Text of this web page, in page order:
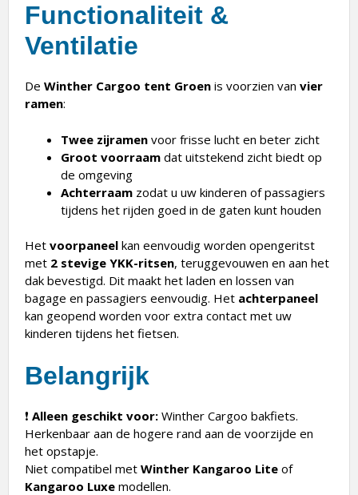
Functionaliteit &
Ventilatie
De Winther Cargoo tent Groen is voorzien van vier
ramen:
Twee zijramen voor frisse lucht en beter zicht
Groot voorraam dat uitstekend zicht biedt op
de omgeving
Achterraam zodat u uw kinderen of passagiers
tijdens het rijden goed in de gaten kunt houden
Het voorpaneel kan eenvoudig worden opengeritst
met 2 stevige YKK-ritsen, teruggevouwen en aan het
dak bevestigd. Dit maakt het laden en lossen van
bagage en passagiers eenvoudig. Het achterpaneel
kan geopend worden voor extra contact met uw
kinderen tijdens het fietsen.
Belangrijk
❗ Alleen geschikt voor: Winther Cargoo bakfiets.
Herkenbaar aan de hogere rand aan de voorzijde en
het opstapje.
Niet compatibel met Winther Kangaroo Lite of
Kangaroo Luxe modellen.